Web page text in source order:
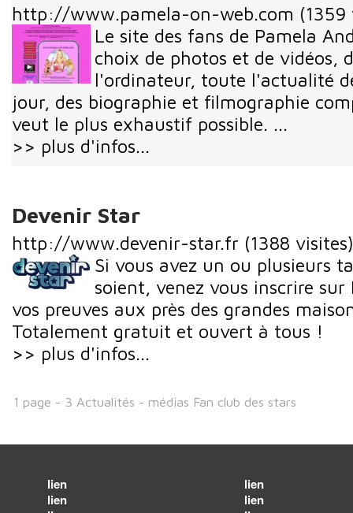
http://www.pamela-on-web.com (1359
Le site des fans de Pamela
choix de photos et de vidéos,
l'ordinateur, toute l'actualité
jour, des biographie et filmographie
veut le plus exhaustif possible. ...
>> plus d'infos...
Devenir Star
http://www.devenir-star.fr (1388 visites)
Si vous avez un ou plusieurs
soient, venez vous inscrire
vos preuves aux près des grandes
Totalement gratuit et ouvert à tous !
>> plus d'infos...
1 page - 3 Actualités - médias Fan club des stars
lien
lien
lien
lien